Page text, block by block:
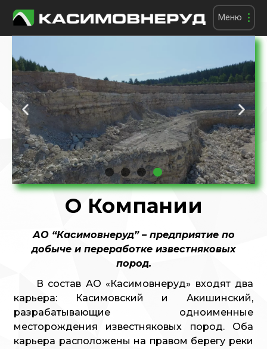
Меню
О Компании
АО “Касимовнеруд” – предприятие по
добыче и переработке известняковых
пород.
В состав АО «Касимовнеруд» входят два
карьера: Касимовский и Акишинский,
разрабатывающие одноименные
месторождения известняковых пород. Оба
карьера расположены на правом берегу реки